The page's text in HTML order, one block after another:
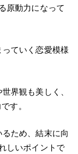
原動力になって
ていく恋愛模様
界観も美しく、
す。
ため、結末に向
しいポイントで